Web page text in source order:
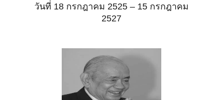
วันที่ 18 กรกฎาคม 2525 – 15 กรกฎาคม
2527